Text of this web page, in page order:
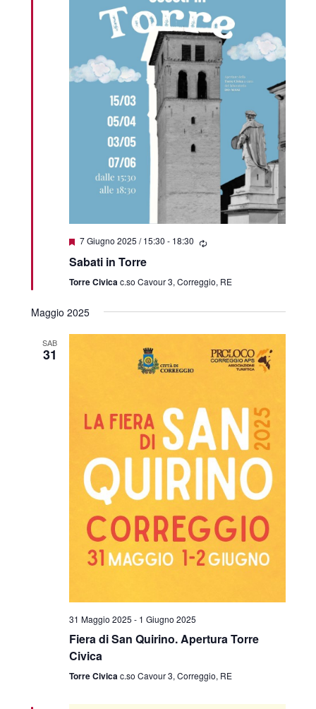
Segnalati
7 Giugno 2025 / 15:30 - 18:30
Sabati in Torre
Torre Civicac.so Cavour 3, Correggio, RE
Maggio 2025
SAB
31
31 Maggio 2025 - 1 Giugno 2025
Fiera di San Quirino. Apertura Torre
Civica
Torre Civicac.so Cavour 3, Correggio, RE